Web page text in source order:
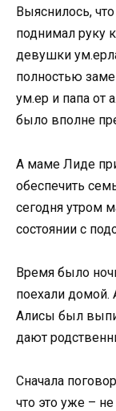
Выяснилось,
поднимал руку
девушки
полностью
ум.ер и папа от
было вполне
А маме Лиде
обеспечить
сегодня утром
состоянии с
Время было
поехали домой.
Алисы был
дают
Сначала
что это уже –